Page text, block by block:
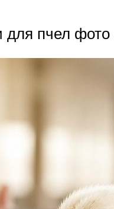
пчел